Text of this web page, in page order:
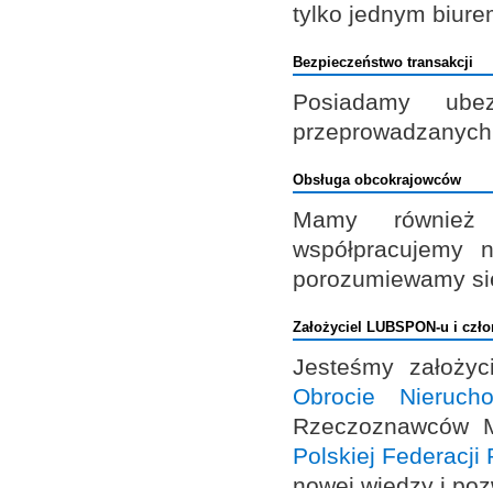
tylko jednym
Bezpieczeństwo transakcji
Posiadamy
Obsługa obcokrajowców
Mamy również
porozumiewamy
Założyciel LUBSPON-u i
Jesteśmy
Obrocie
Rzeczoznawców
Polskiej Federacji